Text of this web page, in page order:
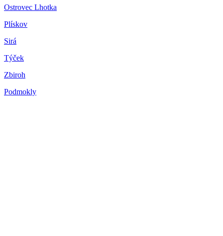
Ostrovec Lhotka
Plískov
Sirá
Týček
Zbiroh
Podmokly